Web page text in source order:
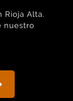
Rioja Alta.
nuestro